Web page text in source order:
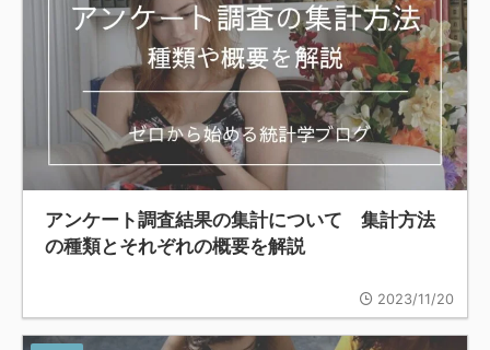
アンケート調査結果の集計について 集計方法
の種類とそれぞれの概要を解説
2023/11/20